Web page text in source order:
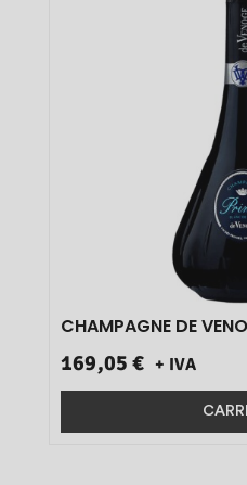
CHAMPAGNE DE
169,05 € + IVA